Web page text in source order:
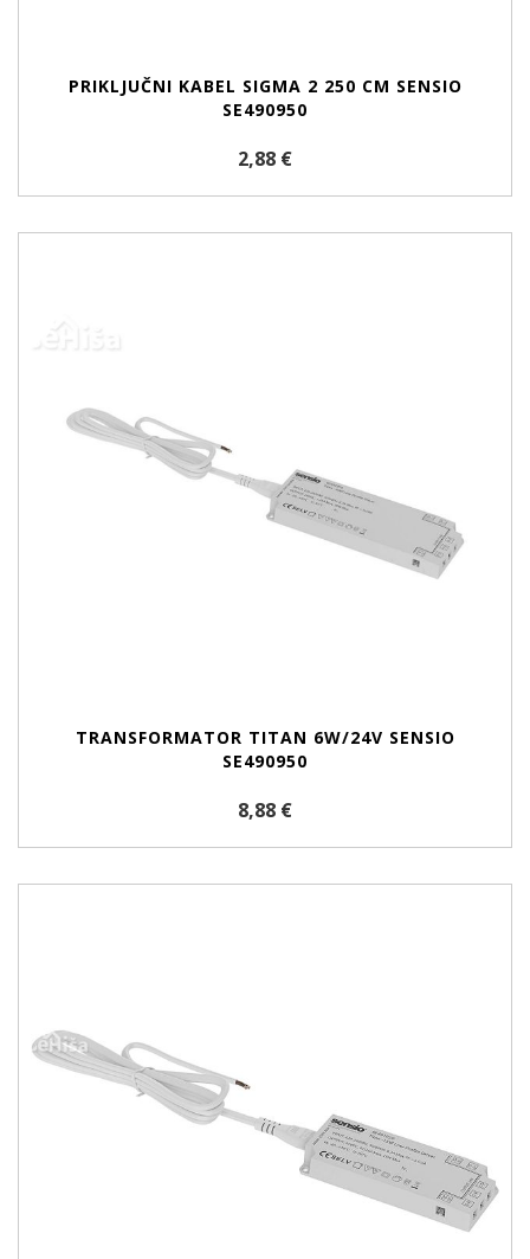
PRIKLJUČNI KABEL SIGMA 2 250 CM SENSIO
SE490950
2,88 €
TRANSFORMATOR TITAN 6W/24V SENSIO
SE490950
8,88 €